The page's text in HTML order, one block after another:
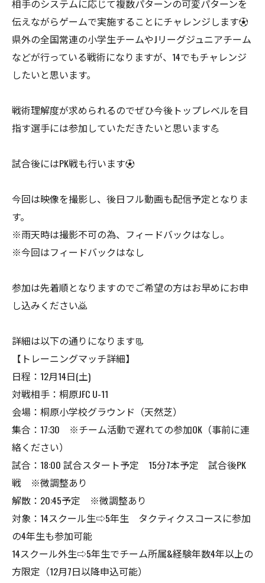
相手のシステムに応じて複数パターンの可変パターンを
伝えながらゲームで実施することにチャレンジします⚽️
県外の全国常連の小学生チームやJリーグジュニアチーム
などが行っている戦術になりますが、14でもチャレンジ
したいと思います。
戦術理解度が求められるのでぜひ今後トップレベルを目
指す選手には参加していただきたいと思います💪
試合後にはPK戦も行います⚽️
今回は映像を撮影し、後日フル動画も配信予定となりま
す。
※雨天時は撮影不可の為、フィードバックはなし。
※今回はフィードバックはなし
参加は先着順となりますのでご希望の方はお早めにお申
し込みください🙇
詳細は以下の通りになります📃
【トレーニングマッチ詳細】
日程：12月14日(土)
対戦相手：桐原JFC U-11
会場：桐原小学校グラウンド（天然芝）
集合：17:30 ※チーム活動で遅れての参加OK（事前に連
絡ください）
試合：18:00 試合スタート予定 15分7本予定 試合後PK
戦 ※微調整あり
解散：20:45予定 ※微調整あり
対象：14スクール生⇨5年生 タクティクスコースに参加
の4年生も参加可能
14スクール外生⇨5年生でチーム所属&経験年数4年以上の
方限定（12月7日以降申込可能）